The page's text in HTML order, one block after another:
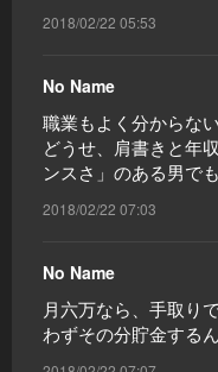
2018/02/22 05:53
No Name
職業もよく分からな
どうせ、肩書きと年
ンスさ」のある男で
2018/02/22 07:03
No Name
月六万なら、手取り
わずその分貯金する